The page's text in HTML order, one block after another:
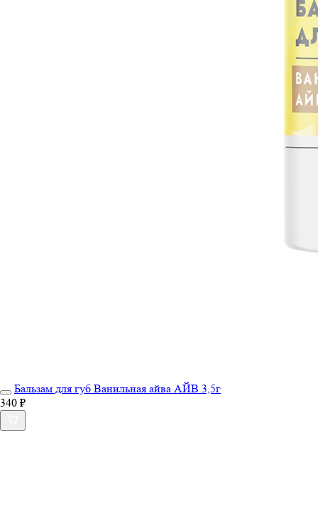
Бальзам для губ Ванильная айва АЙВ 3,5г
340 ₽